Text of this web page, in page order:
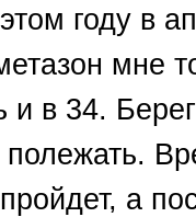
году в
мне
и в 34.
а